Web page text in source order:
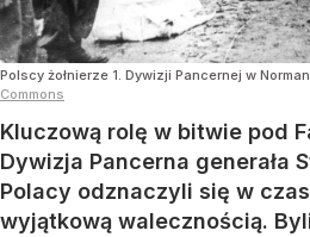
Polscy żołnierze 1. Dywizji Pancernej w
Commons
Kluczową rolę w bitwie pod
Dywizja Pancerna generała
Polacy odznaczyli się w
wyjątkową walecznością.